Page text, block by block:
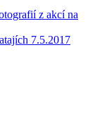
z akcí na
7.5.2017